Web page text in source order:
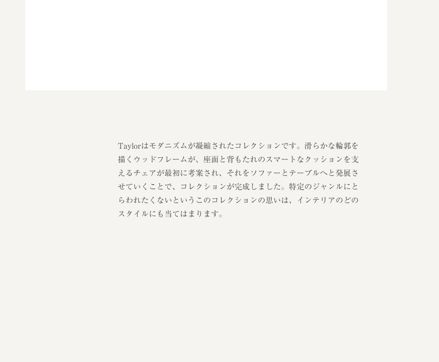
Taylorはモダニズムが凝縮されたコレクションです。滑らかな輪郭を
描くウッドフレームが、座面と背もたれのスマートなクッションを支
えるチェアが最初に考案され、それをソファーとテーブルへと発展さ
せていくことで、コレクションが完成しました。特定のジャンルにと
らわれたくないというこのコレクションの思いは、インテリアのどの
スタイルにも当てはまります。